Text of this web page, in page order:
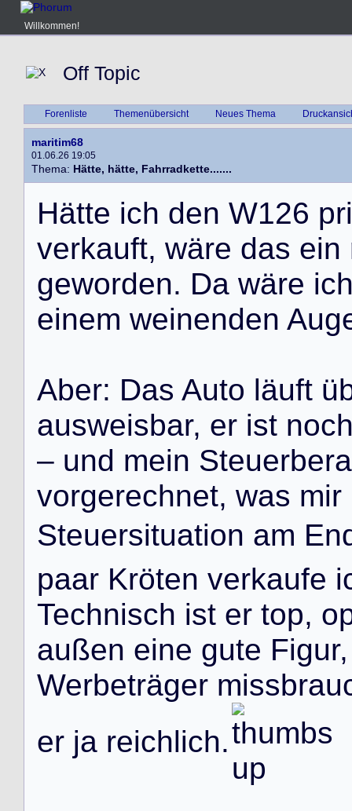
Willkommen!
Off Topic
Forenliste Themenübersicht Neues Thema
maritim68
01.06.26 19:05
Thema: Hätte, hätte, Fahrradkette.......
Hätte ich den W126 pri
verkauft, wäre das ein
geworden. Da wäre ic
einem weinenden Aug
Aber: Das Auto läuft ü
ausweisbar, er ist noc
– und mein Steuerbera
vorgerechnet, was mir
Steuersituation am En
paar Kröten verkaufe i
Technisch ist er top, o
außen eine gute Figur,
Werbeträger missbrau
er ja reichlich.